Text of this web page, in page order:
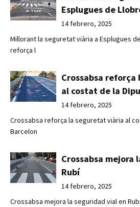
Esplugues de
14 febrero, 2025
Millorant la seguretat viària a Esplugues
reforça l
Crossabsa
al costat de la
14 febrero, 2025
Crossabsa reforça la seguretat viària al
Barcelon
Crossabsa mejora
Rubí
14 febrero, 2025
Crossabsa mejora la seguridad vial en